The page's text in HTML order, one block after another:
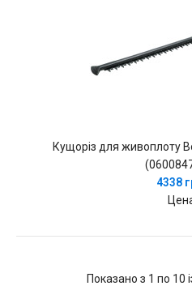
Кущоріз для живоплоту
4338
Показано з 1 по 10